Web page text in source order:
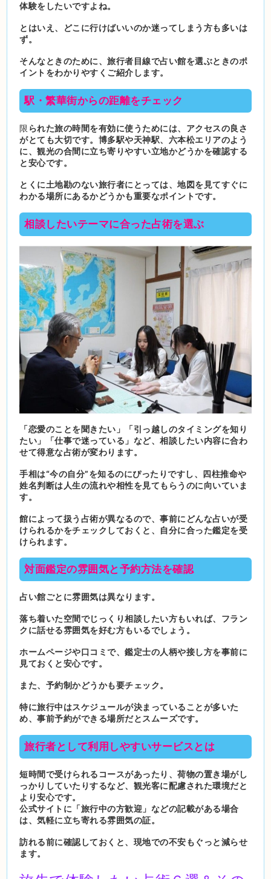
体験をしたいですよね。
とはいえ、どこに行けばいいのか迷ってしまう方も多いは
ず。
そんなときのために、旅行者目線で占い館を選ぶときのポ
イントをわかりやすくご紹介します。
駅・繁華街からの距離をチェック
限 られた旅の時間を有効に使うためには、アクセスの良さ
がとても大切です。博多駅や天神駅、六本松エリアのよう
に、観光の合間に立ち寄りやすい立地かどうかを確認する
と安心です。
とくに土地勘のない旅行者にとっては、地図を見てすぐに
わかる場所にあるかどうかも重要なポイントです。
相談したいテーマに合った占術を選ぶ
「恋愛のことを聞きたい」「引っ越しのタイミングを知り
たい」「仕事で迷っている」など、相談したい内容に合わ
せて得意な占術が変わります。
手相は“今の自分”を知るのにぴったりですし、四柱推命や
姓名判断は人生の流れや相性を見てもらうのに向いていま
す。
館によって扱う占術が異なるので、事前にどんな占いが受
けられるかをチェックしておくと、自分に合った鑑定を受
けられます。
対面鑑定の雰囲気と予約方法を確認
占い館ごとに雰囲気は異なります。
落ち着いた空間でじっくり相談したい方もいれば、フラン
クに話せる雰囲気を好む方もいるでしょう。
ホームページや口コミで、鑑定士の人柄や接し方を事前に
見ておくと安心です。
また、予約制かどうかも要チェック。
特に旅行中はスケジュールが決まっていることが多いた
め、事前予約ができる場所だとスムーズです。
旅行者として利用しやすいサービスとは
短時間で受けられるコースがあったり、荷物の置き場がし
っかりしていたりするなど、観光客に配慮された環境だと
より安心です。
公式サイトに「旅行中の方歓迎」などの記載がある場合
は、気軽に立ち寄れる雰囲気の証。
訪れる前に確認しておくと、現地での不安もぐっと減らせ
ます。